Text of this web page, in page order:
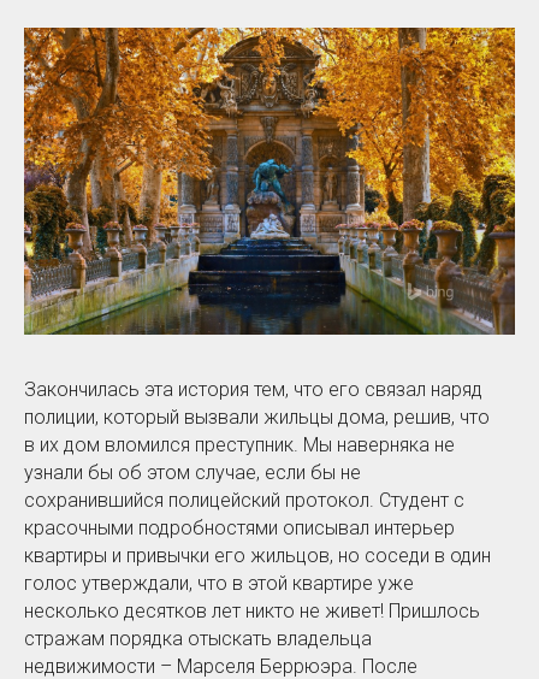
Закончилась эта история тем, что его связал наряд
полиции, который вызвали жильцы дома, решив, что
в их дом вломился преступник. Мы наверняка не
узнали бы об этом случае, если бы не
сохранившийся полицейский протокол. Студент с
красочными подробностями описывал интерьер
квартиры и привычки его жильцов, но соседи в один
голос утверждали, что в этой квартире уже
несколько десятков лет никто не живет! Пришлось
стражам порядка отыскать владельца
недвижимости – Марселя Беррюэра. После